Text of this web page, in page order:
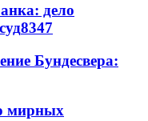
дело
8347
Бундесвера:
мирных